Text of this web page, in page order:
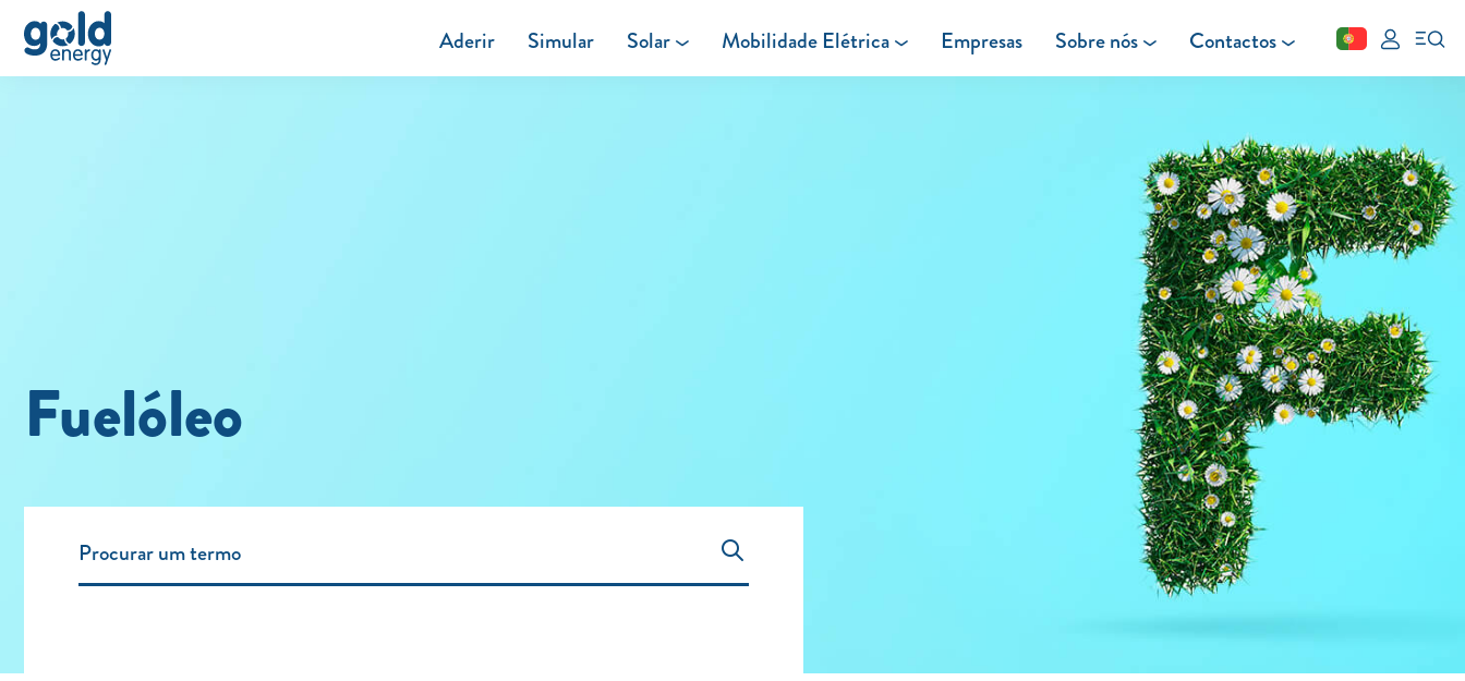
Aderir Simular Solar Mobilidade Elétrica Empresas Sobre nós Contactos
Fechar
Fuelóleo